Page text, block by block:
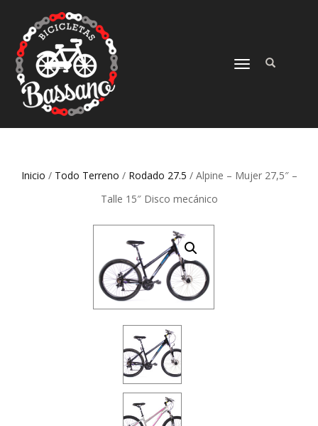
CAMBIAR
Inicio / Todo Terreno / Rodado 27.5 / Alpine – Mujer 27,5″ –
Talle 15″ Disco mecánico